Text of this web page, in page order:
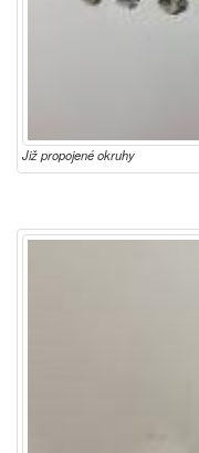
Již propojené okruhy